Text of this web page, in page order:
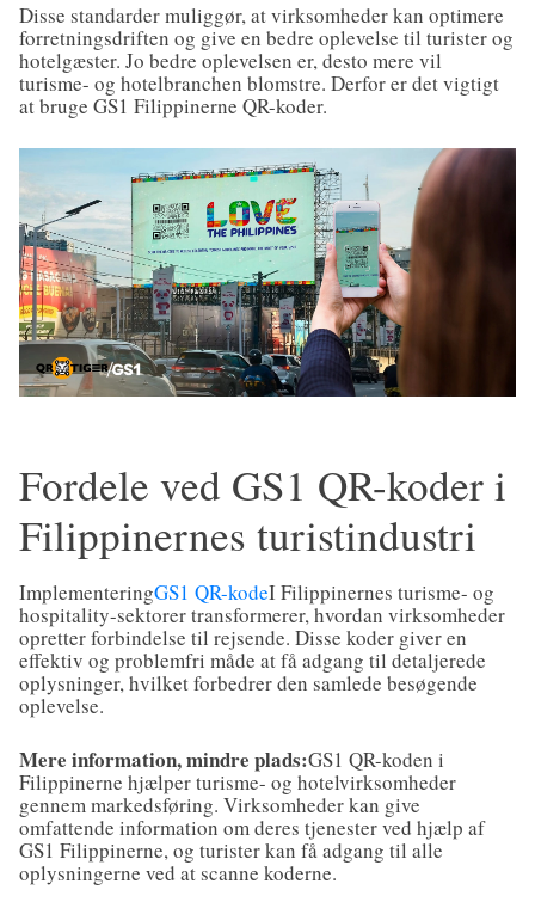
Disse standarder muliggør, at virksomheder kan optimere
forretningsdriften og give en bedre oplevelse til turister og
hotelgæster. Jo bedre oplevelsen er, desto mere vil
turisme- og hotelbranchen blomstre. Derfor er det vigtigt
at bruge GS1 Filippinerne QR-koder.
Fordele ved GS1 QR-koder i
Filippinernes turistindustri
ImplementeringGS1 QR-kodeI Filippinernes turisme- og
hospitality-sektorer transformerer, hvordan virksomheder
opretter forbindelse til rejsende. Disse koder giver en
effektiv og problemfri måde at få adgang til detaljerede
oplysninger, hvilket forbedrer den samlede besøgende
oplevelse.
Mere information, mindre plads:GS1 QR-koden i
Filippinerne hjælper turisme- og hotelvirksomheder
gennem markedsføring. Virksomheder kan give
omfattende information om deres tjenester ved hjælp af
GS1 Filippinerne, og turister kan få adgang til alle
oplysningerne ved at scanne koderne.